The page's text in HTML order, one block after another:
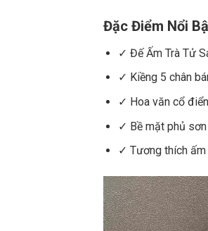
Đặc Điểm Nổi
✓ Đế Ấm Trà Tử
✓ Kiềng 5 chân
✓ Hoa văn cổ
✓ Bề mặt phủ
✓ Tương thích